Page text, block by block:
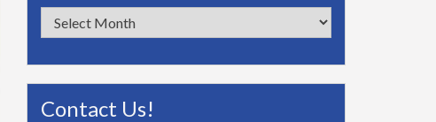
Archives
Contact Us!